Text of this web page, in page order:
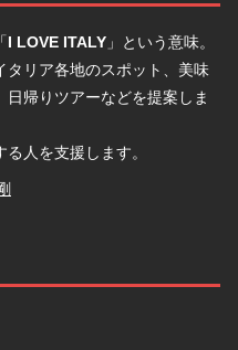
I LOVE ITALY 」という意味。
タリア各地のスポット、美味
日帰りツアーなどを提案しま
人を支援します。